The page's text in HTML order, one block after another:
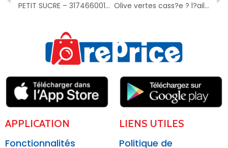
PETIT SUCRE – 3174660010802 Olive vertes cass?e ? l?ail – 3382510019213
APPLICATION
Fonctionnalités
LIENS UTILES
Politique de